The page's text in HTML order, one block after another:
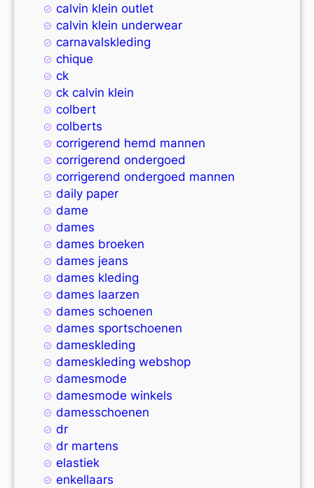
calvin klein outlet
calvin klein underwear
carnavalskleding
chique
ck
ck calvin klein
colbert
colberts
corrigerend hemd mannen
corrigerend ondergoed
corrigerend ondergoed mannen
daily paper
dame
dames
dames broeken
dames jeans
dames kleding
dames laarzen
dames schoenen
dames sportschoenen
dameskleding
dameskleding webshop
damesmode
damesmode winkels
damesschoenen
dr
dr martens
elastiek
enkellaars